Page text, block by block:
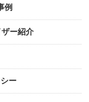
例
ー紹介
ー